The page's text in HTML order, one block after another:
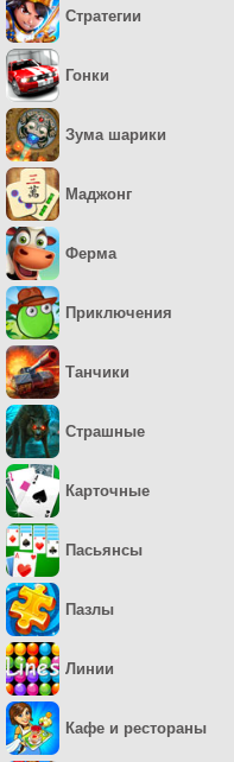
Стратегии
Гонки
Зума шарики
Маджонг
Ферма
Приключения
Танчики
Страшные
Карточные
Пасьянсы
Пазлы
Линии
Кафе и рестораны